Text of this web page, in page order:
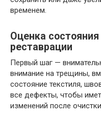
временем.
Оценка
реставрации
Первый шаг —
внимание на трещины,
состояние текстиля,
все дефекты, чтобы
изменений после